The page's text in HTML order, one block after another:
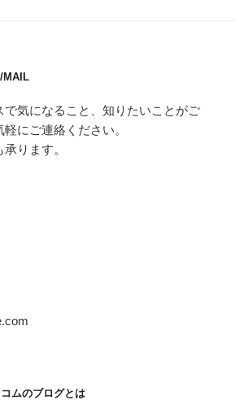
MAIL
で気になること、知りたいことがご
にご連絡ください。
ります。
ムのブログとは